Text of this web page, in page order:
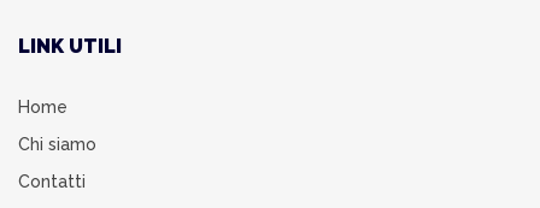
LINK UTILI
Home
Chi siamo
Contatti